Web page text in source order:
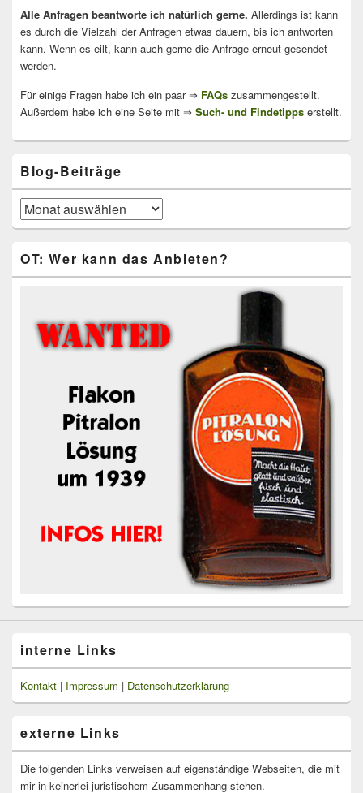
Alle Anfragen beantworte ich natürlich gerne. Allerdings ist kann
es durch die Vielzahl der Anfragen etwas dauern, bis ich antworten
kann. Wenn es eilt, kann auch gerne die Anfrage erneut gesendet
werden.
Für einige Fragen habe ich ein paar ⇒ FAQs zusammengestellt.
Außerdem habe ich eine Seite mit ⇒ Such- und Findetipps erstellt.
Blog-Beiträge
Blog-
Beiträge
OT: Wer kann das Anbieten?
interne Links
Kontakt | Impressum | Datenschutzerklärung
externe Links
Die folgenden Links verweisen auf eigenständige Webseiten, die mit
mir in keinerlei juristischem Zusammenhang stehen.